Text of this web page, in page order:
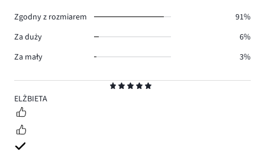
5
ELŻBIETA
Zgodny z rozmiarem
91%
Za duży
6%
Za mały
3%